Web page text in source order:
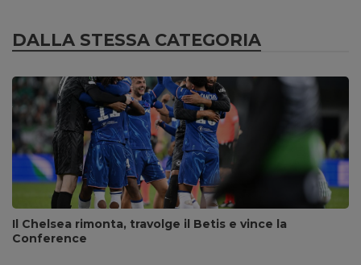
DALLA STESSA CATEGORIA
Il Chelsea rimonta, travolge il Betis e vince la
Conference